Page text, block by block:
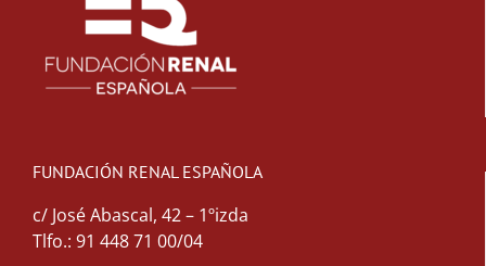
FUNDACIÓN RENAL ESPAÑOLA
c/ José Abascal, 42 – 1ºizda
Tlfo.: 91 448 71 00/04